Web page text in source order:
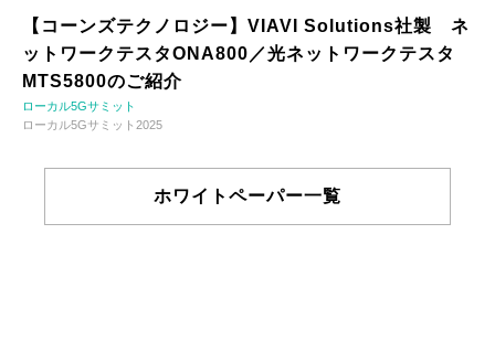
【コーンズテクノロジー】VIAVI Solutions社製 ネ
ットワークテスタONA800／光ネットワークテスタ
MTS5800のご紹介
ローカル5Gサミット
ローカル5Gサミット2025
ホワイトペーパー一覧